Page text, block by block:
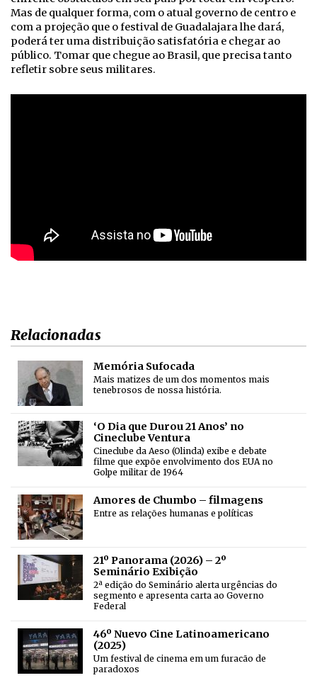
Mas de qualquer forma, com o atual governo de centro e
com a projeção que o festival de Guadalajara lhe dará,
poderá ter uma distribuição satisfatória e chegar ao
público. Tomar que chegue ao Brasil, que precisa tanto
refletir sobre seus militares.
Relacionadas
Memória Sufocada
Mais matizes de um dos momentos mais
tenebrosos de nossa história.
‘O Dia que Durou 21 Anos’ no
Cineclube Ventura
Cineclube da Aeso (Olinda) exibe e debate
filme que expõe envolvimento dos EUA no
Golpe militar de 1964
Amores de Chumbo – filmagens
Entre as relações humanas e políticas
21º Panorama (2026) – 2º
Seminário Exibição
2ª edição do Seminário alerta urgências do
segmento e apresenta carta ao Governo
Federal
46º Nuevo Cine Latinoamericano
(2025)
Um festival de cinema em um furacão de
paradoxos